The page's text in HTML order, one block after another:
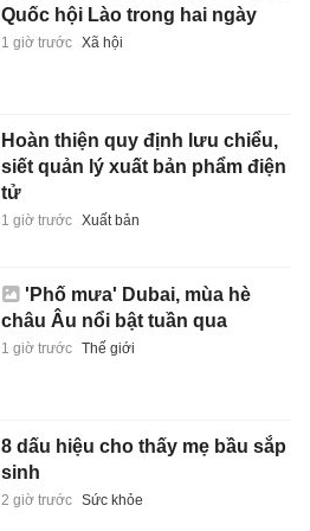
Quốc hội Lào trong hai ngày
1 giờ trước Xã hội
Hoàn thiện quy định lưu chiểu,
siết quản lý xuất bản phẩm điện
tử
1 giờ trước Xuất bản
'Phố mưa' Dubai, mùa hè
châu Âu nổi bật tuần qua
1 giờ trước Thế giới
8 dấu hiệu cho thấy mẹ bầu sắp
sinh
2 giờ trước Sức khỏe